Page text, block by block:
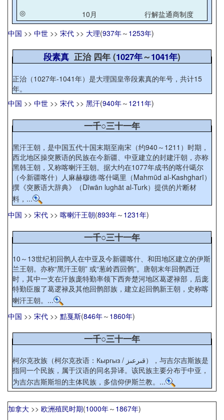
◎ 10月
行解盐通商制度
中国 >> 中世 >> 宋代 >> 大理(937年～ 1253年)
段素真正治 四年 (1027年～1041年)
正治（1027年-1041年）是大理国皇帝段素真的年号，共计15
年。
中国 >> 中世 >> 宋代 >> 黑汗(940年～ 1211年)
一千○三十一年
黑汗王朝，是中国五代十国末期至南宋（约940～1211）时期，
西北地区操突厥语的民族在今新疆、中亚建立的封建汗朝，亦称
黑韩王朝，又称喀喇汗王朝。据大约在1077年成书的喀什噶尔
（今新疆喀什）人麻赫穆德·喀什噶里（Mahmūd al-Kashgharī）
撰《突厥语大辞典》（Dīwān lughāt al-Turk）提供的片断材
料，...
中国 >> 宋代 >> 喀喇汗王朝(893年～ 1231年)
一千○三十一年
10～13世纪初回鹘人在中亚及今新疆喀什、和田地区建立的伊斯
兰王朝。亦称“黑汗王朝” 或“葱岭西回鹘”。唐朝末年回鹘西迁
时，其中一支在汗族庞特勤率领下西奔楚河地区葛逻禄部，后庞
特勤臣服了葛逻禄及其他回鹘部族，建立起回鹘新王朝，史称喀
喇汗王朝。...
中国 >> 宋代 >> 黠戛斯(846年～ 1860年)
一千○三十一年
柯尔克孜族（柯尔克孜语：Кыргыз / قىرعىز），与吉尔吉斯族是
指同一个民族，属于汉语的同名异译。该民族主要分布于中亚，
为吉尔吉斯斯坦的主体民族，多信仰伊斯兰教。...
加拿大 >> 欧洲殖民时期(1000年～ 1867年)